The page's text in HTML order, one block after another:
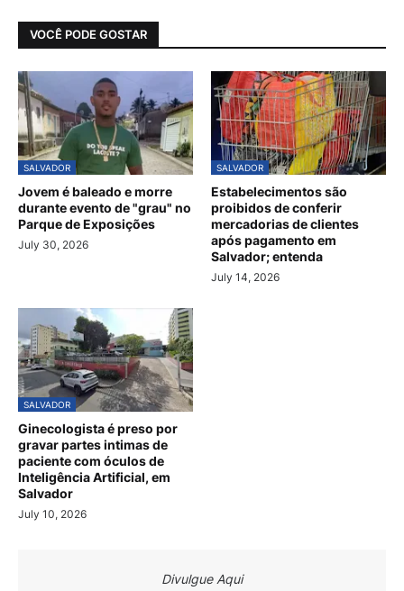
VOCÊ PODE GOSTAR
SALVADOR
Jovem é baleado e morre
durante evento de "grau" no
Parque de Exposições
July 30, 2026
SALVADOR
Estabelecimentos são
proibidos de conferir
mercadorias de clientes
após pagamento em
Salvador; entenda
July 14, 2026
SALVADOR
Ginecologista é preso por
gravar partes intimas de
paciente com óculos de
Inteligência Artificial, em
Salvador
July 10, 2026
Divulgue Aqui